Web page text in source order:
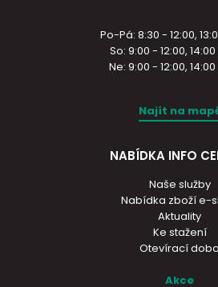
Po-Pá: 8:30 - 12:00,
So: 9:00 - 12:00, 14:00
Ne: 9:00 - 12:00, 14:00
Najít na
NABÍDKA INFO
Naše služby
Nabídka zboží e-
Aktuality
Ke stažení
Otevírací doba
Akce